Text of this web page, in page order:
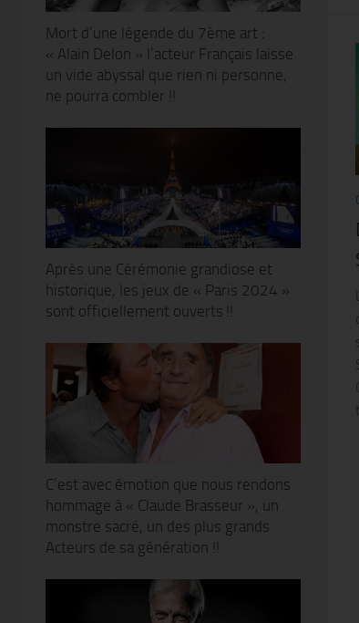
Mort d’une légende du 7ème art :
« Alain Delon » l’acteur Français laisse
un vide abyssal que rien ni personne,
ne pourra combler !!
Après une Cérémonie grandiose et
historique, les jeux de « Paris 2024 »
sont officiellement ouverts !!
C’est avec émotion que nous rendons
hommage à « Claude Brasseur », un
monstre sacré, un des plus grands
Acteurs de sa génération !!